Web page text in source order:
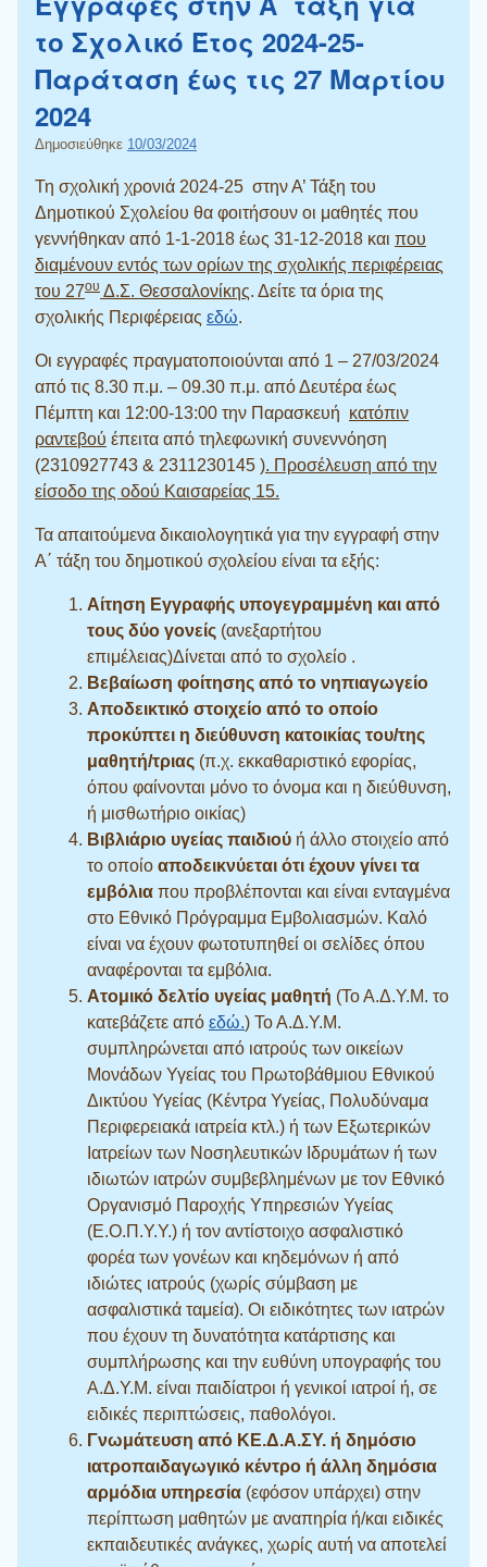
το Σχολικό Έτος 2024-25-
Παράταση έως τις 27 Μαρτίου
2024
Δημοσιεύθηκε 10/03/2024
Τη σχολική χρονιά 2024-25 στην Α’ Τάξη του
Δημοτικού Σχολείου θα φοιτήσουν οι μαθητές που
γεννήθηκαν από 1-1-2018 έως 31-12-2018 και που
διαμένουν εντός των ορίων της σχολικής περιφέρειας
του 27ου Δ.Σ. Θεσσαλονίκης. Δείτε τα όρια της
σχολικής Περιφέρειας εδώ.
Οι εγγραφές πραγματοποιούνται από 1 – 27/03/2024
από τις 8.30 π.μ. – 09.30 π.μ. από Δευτέρα έως
Πέμπτη και 12:00-13:00 την Παρασκευή κατόπιν
ραντεβού έπειτα από τηλεφωνική συνεννόηση
(2310927743 & 2311230145 ). Προσέλευση από την
είσοδο της οδού Καισαρείας 15.
Τα απαιτούμενα δικαιολογητικά για την εγγραφή στην
Α΄ τάξη του δημοτικού σχολείου είναι τα εξής:
Αίτηση Εγγραφής υπογεγραμμένη και από
τους δύο γονείς (ανεξαρτήτου
επιμέλειας)Δίνεται από το σχολείο .
Βεβαίωση φοίτησης από το νηπιαγωγείο
Αποδεικτικό στοιχείο από το οποίο
προκύπτει η διεύθυνση κατοικίας του/της
μαθητή/τριας (π.χ. εκκαθαριστικό εφορίας,
όπου φαίνονται μόνο το όνομα και η διεύθυνση,
ή μισθωτήριο οικίας)
Βιβλιάριο υγείας παιδιού ή άλλο στοιχείο από
το οποίο αποδεικνύεται ότι έχουν γίνει τα
εμβόλια που προβλέπονται και είναι ενταγμένα
στο Εθνικό Πρόγραμμα Εμβολιασμών. Καλό
είναι να έχουν φωτοτυπηθεί οι σελίδες όπου
αναφέρονται τα εμβόλια.
Ατομικό δελτίο υγείας μαθητή (Το Α.Δ.Υ.Μ. το
κατεβάζετε από εδώ.) Το Α.Δ.Υ.Μ.
συμπληρώνεται από ιατρούς των οικείων
Μονάδων Υγείας του Πρωτοβάθμιου Εθνικού
Δικτύου Υγείας (Κέντρα Υγείας, Πολυδύναμα
Περιφερειακά ιατρεία κτλ.) ή των Εξωτερικών
Ιατρείων των Νοσηλευτικών Ιδρυμάτων ή των
ιδιωτών ιατρών συμβεβλημένων με τον Εθνικό
Οργανισμό Παροχής Υπηρεσιών Υγείας
(Ε.Ο.Π.Υ.Υ.) ή τον αντίστοιχο ασφαλιστικό
φορέα των γονέων και κηδεμόνων ή από
ιδιώτες ιατρούς (χωρίς σύμβαση με
ασφαλιστικά ταμεία). Οι ειδικότητες των ιατρών
που έχουν τη δυνατότητα κατάρτισης και
συμπλήρωσης και την ευθύνη υπογραφής του
Α.Δ.Υ.Μ. είναι παιδίατροι ή γενικοί ιατροί ή, σε
ειδικές περιπτώσεις, παθολόγοι.
Γνωμάτευση από ΚΕ.Δ.Α.ΣΥ. ή δημόσιο
ιατροπαιδαγωγικό κέντρο ή άλλη δημόσια
αρμόδια υπηρεσία (εφόσον υπάρχει) στην
περίπτωση μαθητών με αναπηρία ή/και ειδικές
εκπαιδευτικές ανάγκες, χωρίς αυτή να αποτελεί